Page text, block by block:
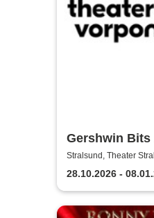
Gershwin Bits
Theater
Stralsund, Theater
28.10.2026 -